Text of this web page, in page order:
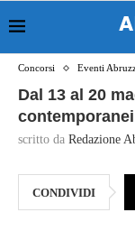
Concorsi Eventi
Dal 13 al 20
contemporanei
scritto da Redazione
CONDIVIDI